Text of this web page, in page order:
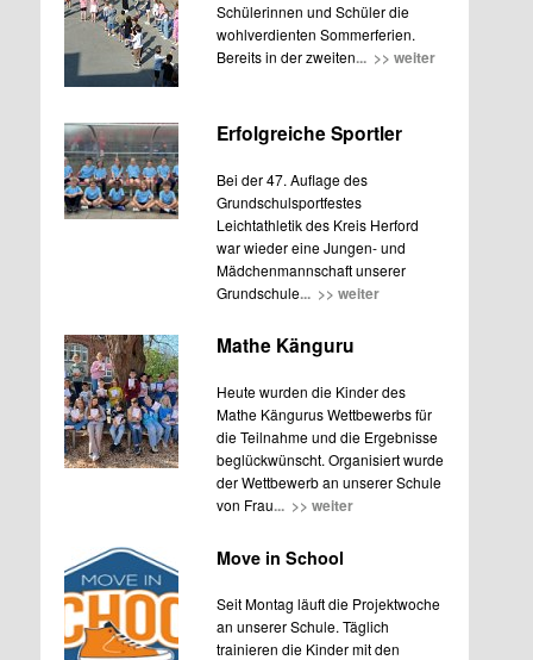
Schülerinnen und Schüler die
wohlverdienten Sommerferien.
Bereits in der zweiten... >> weiter
Erfolgreiche Sportler
Bei der 47. Auflage des
Grundschulsportfestes
Leichtathletik des Kreis Herford
war wieder eine Jungen- und
Mädchenmannschaft unserer
Grundschule... >> weiter
Mathe Känguru
Heute wurden die Kinder des
Mathe Kängurus Wettbewerbs für
die Teilnahme und die Ergebnisse
beglückwünscht. Organisiert wurde
der Wettbewerb an unserer Schule
von Frau... >> weiter
Move in School
Seit Montag läuft die Projektwoche
an unserer Schule. Täglich
trainieren die Kinder mit den